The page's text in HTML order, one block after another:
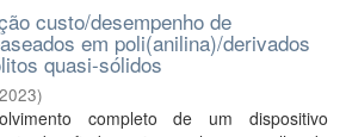
custo/desempenho de
em poli(anilina)/derivados
quasi-sólidos
2023)
completo de um dispositivo